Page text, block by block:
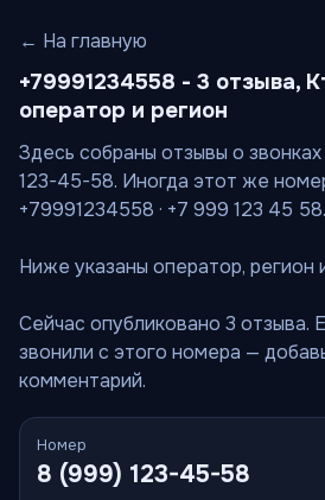
← На главную
+79991234558 - 3 отзыва,
оператор и регион
Здесь собраны отзывы о
123-45-58. Иногда этот же
+79991234558 · +7 999 123 45 58.
Ниже указаны оператор, регион
Сейчас опубликовано 3 отзыва.
звонили с этого номера —
комментарий.
Номер
8 (999) 123-45-58